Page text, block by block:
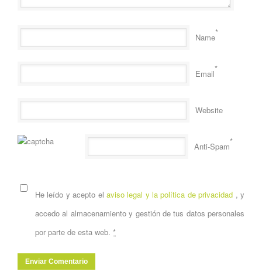
Name*
Email*
Website
Anti-Spam*
He leído y acepto el aviso legal y la política de privacidad , y
accedo al almacenamiento y gestión de tus datos personales
por parte de esta web. *